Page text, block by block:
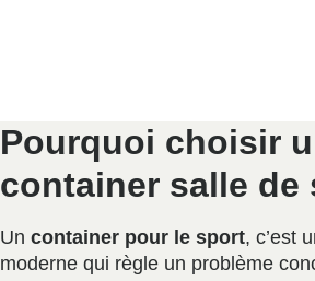
Pourquoi choisir
container salle de
Un container pour le sport, c’est
moderne qui règle un problème